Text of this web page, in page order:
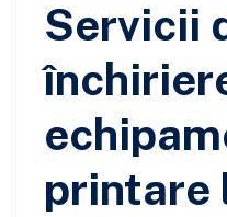
Servicii
printare